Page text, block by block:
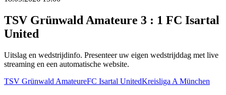
TSV Grünwald Amateure 3 : 1 FC Isartal
United
Uitslag en wedstrijdinfo. Presenteer uw eigen wedstrijddag met live
streaming en een automatische website.
TSV Grünwald AmateureFC Isartal UnitedKreisliga A München